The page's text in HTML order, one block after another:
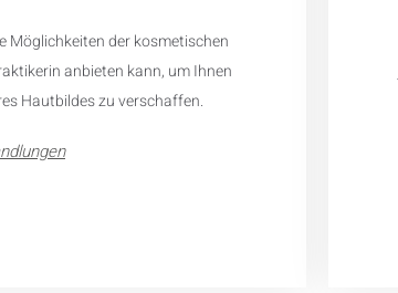
Möglichkeiten der kosmetischen
anbieten kann, um Ihnen
Hautbildes zu verschaffen.